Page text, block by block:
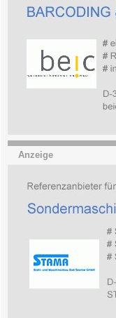
Anzeige